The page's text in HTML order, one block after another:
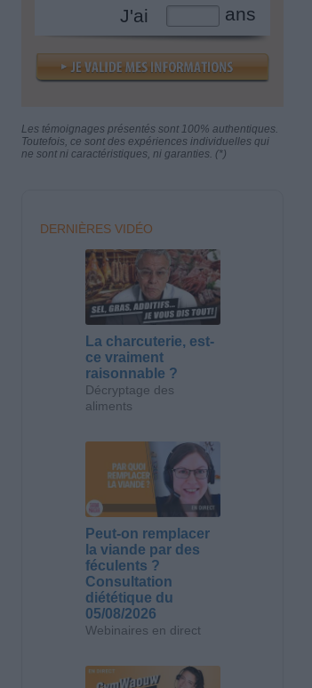
J'ai ans
Les témoignages présentés sont 100% authentiques.
Toutefois, ce sont des expériences individuelles qui
ne sont ni caractéristiques, ni garanties. (*)
DERNIÈRES VIDÉO
La charcuterie, est-
ce vraiment
raisonnable ?
Décryptage des
aliments
Peut-on remplacer
la viande par des
féculents ?
Consultation
diététique du
05/08/2026
Webinaires en direct